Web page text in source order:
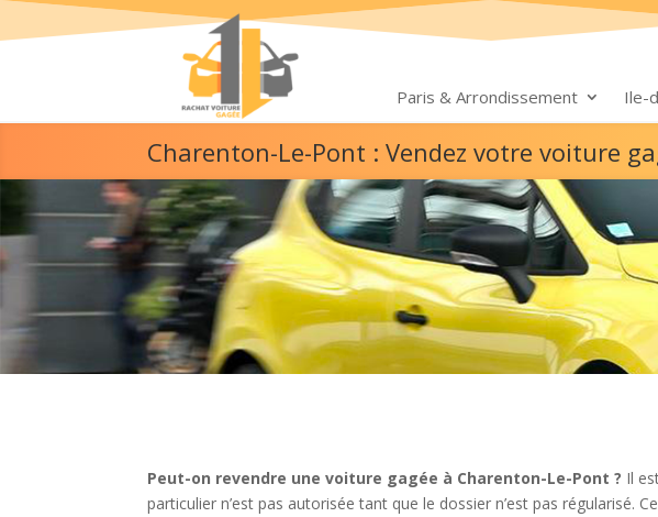
Paris & Arrondissement Ile-
Charenton-Le-Pont : Vendez votre voiture
Peut-on revendre une voiture gagée à Charenton-Le-Pont ? Il
particulier n’est pas autorisée tant que le dossier n’est pas régularisé.